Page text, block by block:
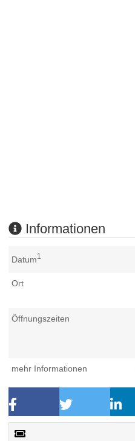
Informationen
Datum1
Ort
Öffnungszeiten
mehr Informationen